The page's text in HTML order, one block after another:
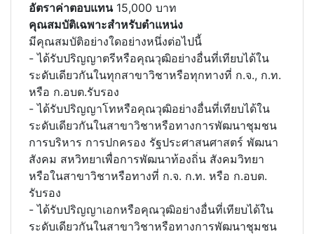
อัตราค่าตอบแทน15,000 บาท
คุณสมบัติเฉพาะสำหรับตำแหน่ง
มีคุณสมบัติอย่างใดอย่างหนึ่งต่อไปนี้
- ได้รับปริญญาตรีหรือคุณวุฒิอย่างอื่นที่เทียบได้ใน
ระดับเดียวกันในทุกสาขาวิชาหรือทุกทางที่ ก.จ., ก.ท.
หรือ ก.อบต.รับรอง
- ได้รับปริญญาโทหรือคุณวุฒิอย่างอื่นที่เทียบได้ใน
ระดับเดียวกันในสาขาวิชาหรือทางการพัฒนาชุมชน
การบริหาร การปกครอง รัฐประศาสนศาสตร์ พัฒนา
สังคม สหวิทยาเพื่อการพัฒนาท้องถิ่น สังคมวิทยา
หรือในสาขาวิชาหรือทางที่ ก.จ. ก.ท. หรือ ก.อบต.
รับรอง
- ได้รับปริญญาเอกหรือคุณวุฒิอย่างอื่นที่เทียบได้ใน
ระดับเดียวกันในสาขาวิชาหรือทางการพัฒนาชุมชน